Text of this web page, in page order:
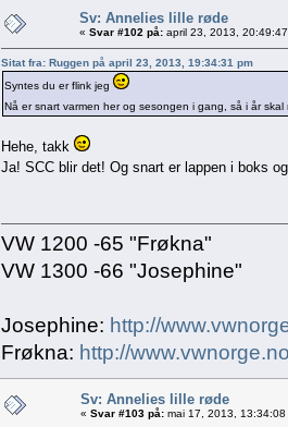
Sv: Annelies lille røde
« Svar #102 på: april 23, 2013,
Sitat fra: Ruggen på april 23, 2013, 19:34:31 pm
Syntes du er flink jeg
Nå er snart varmen her og sesongen i gang, så i år
Hehe, takk
Ja! SCC blir det! Og snart er lappen i boks
VW 1200 -65 "Frøkna"
VW 1300 -66 "Josephine"
Josephine: http://
Frøkna: http://
Sv: Annelies lille røde
« Svar #103 på: mai 17, 2013, 13:34:08